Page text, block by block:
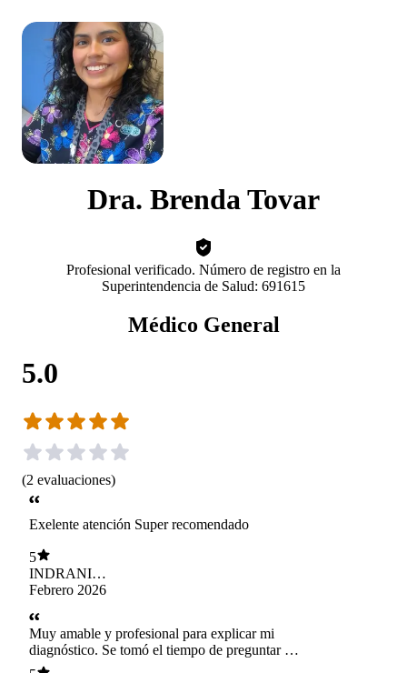
Dra. Brenda Tovar
Profesional verificado. Número de registro en la
Superintendencia de Salud: 691615
Médico General
5.0
(2 evaluaciones)
Exelente atención Super recomendado
5
INDRANI
ESPAÑA
Febrero 2026
Muy amable y profesional para explicar mi
diagnóstico. Se tomó el tiempo de preguntar mi
historial y de escuchar las visiones de otros